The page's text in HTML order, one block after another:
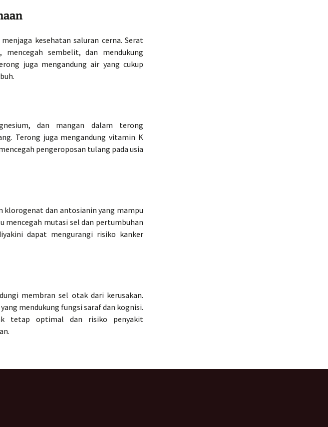
kesehatan saluran cerna. Serat
mencegah sembelit, dan mendukung
juga mengandung air yang cukup
dan mangan dalam terong
Terong juga mengandung vitamin K
pengeroposan tulang pada usia
klorogenat dan antosianin yang mampu
mencegah mutasi sel dan pertumbuhan
dapat mengurangi risiko kanker
membran sel otak dari kerusakan.
mendukung fungsi saraf dan kognisi.
tetap optimal dan risiko penyakit